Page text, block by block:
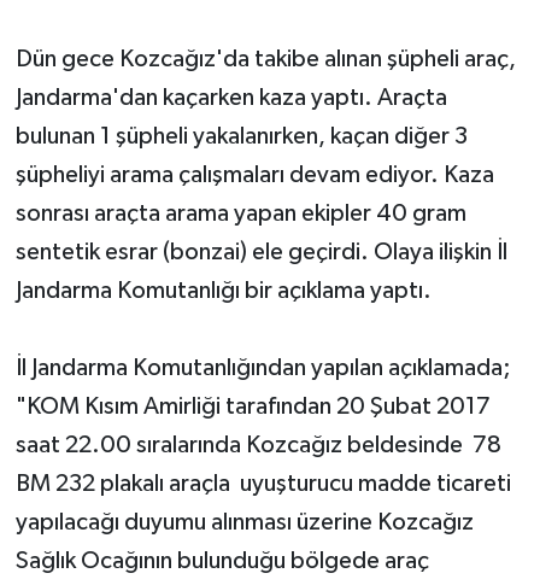
Dün gece Kozcağız'da takibe alınan şüpheli araç,
Jandarma'dan kaçarken kaza yaptı. Araçta
bulunan 1 şüpheli yakalanırken, kaçan diğer 3
şüpheliyi arama çalışmaları devam ediyor. Kaza
sonrası araçta arama yapan ekipler 40 gram
sentetik esrar (bonzai) ele geçirdi. Olaya ilişkin İl
Jandarma Komutanlığı bir açıklama yaptı.
İl Jandarma Komutanlığından yapılan açıklamada;
"KOM Kısım Amirliği tarafından 20 Şubat 2017
saat 22.00 sıralarında Kozcağız beldesinde 78
BM 232 plakalı araçla uyuşturucu madde ticareti
yapılacağı duyumu alınması üzerine Kozcağız
Sağlık Ocağının bulunduğu bölgede araç